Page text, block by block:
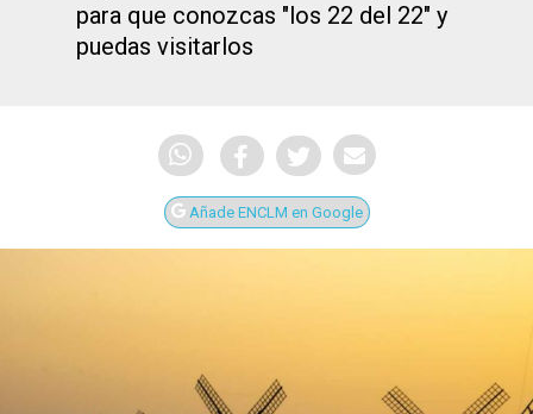
para que conozcas "los 22 del 22" y
puedas visitarlos
Añade ENCLM en Google